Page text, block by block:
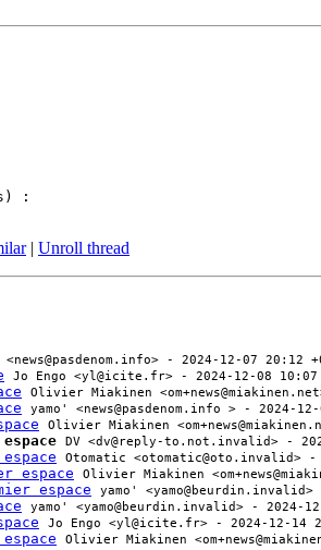
:
| Unroll thread
<news@pasdenom.info> - 2024-12-07 20:12
Jo Engo <yl@icite.fr> - 2024-12-08 10:07
Olivier Miakinen
yamo' <news@pasdenom.info > - 2024-
Olivier Miakinen
DV <dv@reply-to.not.invalid> -
Otomatic <otomatic@oto.invalid> -
espace Olivier Miakinen
espace yamo'
yamo' <yamo@beurdin.invalid> - 2024-
Jo Engo <yl@icite.fr> - 2024-12-14
Olivier Miakinen